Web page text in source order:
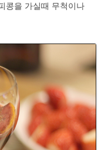
콩을 가실때 무척이나